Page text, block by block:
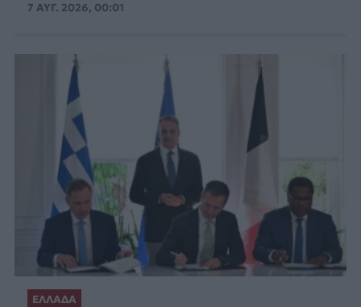
7 ΑΥΓ. 2026, 00:01
ΕΛΛΑΔΑ